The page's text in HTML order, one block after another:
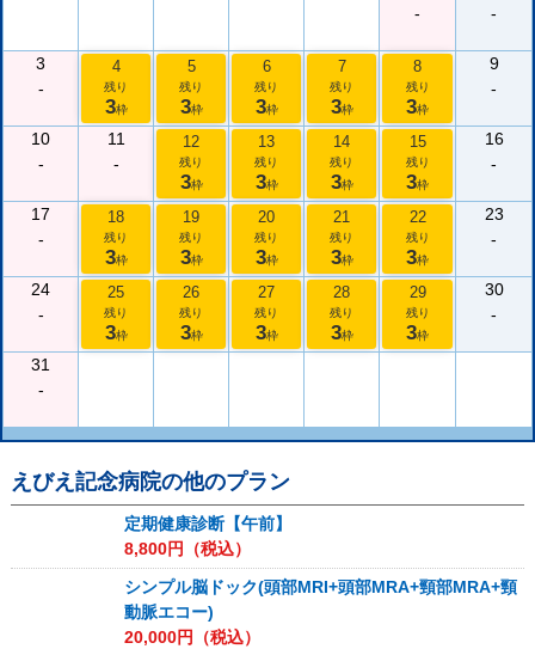
-
-
3
-
4
残り
3枠
5
残り
3枠
6
残り
3枠
7
残り
3枠
8
残り
3枠
9
-
10
-
11
-
12
残り
3枠
13
残り
3枠
14
残り
3枠
15
残り
3枠
16
-
17
-
18
残り
3枠
19
残り
3枠
20
残り
3枠
21
残り
3枠
22
残り
3枠
23
-
24
-
25
残り
3枠
26
残り
3枠
27
残り
3枠
28
残り
3枠
29
残り
3枠
30
-
31
-
えびえ記念病院の他のプラン
定期健康診断【午前】
8,800円（税込）
シンプル脳ドック(頭部MRI+頭部MRA+頸部MRA+頸
動脈エコー)
20,000円（税込）